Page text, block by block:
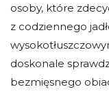
osoby, które
z codziennego
doskonale
bezmięsnego